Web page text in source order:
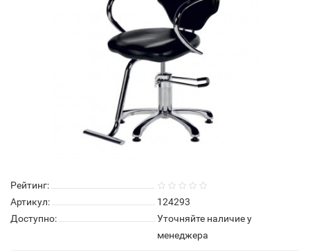
Рейтинг:
Артикул:
124293
Доступно:
Уточняйте наличие у
менеджера